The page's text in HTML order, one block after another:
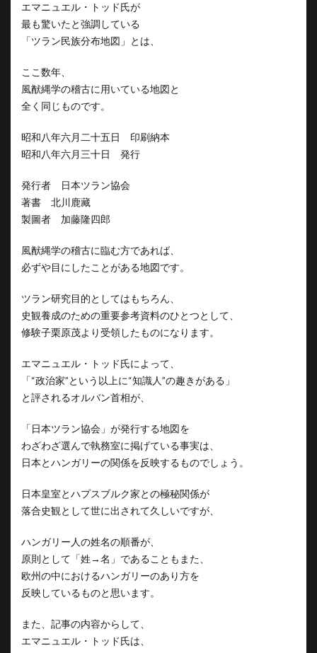
エマニュエル・トッド氏が
最も驚いたと強調している
「ツラン民族分布地図」とは、
ここ数年、
風猷縄学の稽古に用いている地図と
全く同じものです。
昭和八年六月二十五日 印刷納本
昭和八年六月三十日 発行
発行者 日本ツラン協会
著書 北川鹿藏
製圖者 加藤隆四郎
風猷縄学の稽古に臨む方であれば、
必ずや目にしたことがある地図です。
ツラン研究目的としてはもちろん、
史観養成のための重要参考資料のひとつとして、
修験子栗原茂より受領したものになります。
エマニュエル・トッド氏によって、
「“政治家”という以上に“知識人”の趣きがある」
と評されるオルバン首相が、
「日本ツラン協会」が発行する地図を
わざわざ選んで執務室に掲げている事実は、
日本とハンガリーの関係を反映するものでしょう。
日本皇室とハプスブルク家との極秘関係が
落合史観として世に出されて久しいですが、
ハンガリー人の姓名の順番が、
原則として「姓→名」であることもまた、
欧州の中におけるハンガリーのあり方を
反映しているものと思います。
また、記事の内容からして、
エマニュエル・トッド氏は、